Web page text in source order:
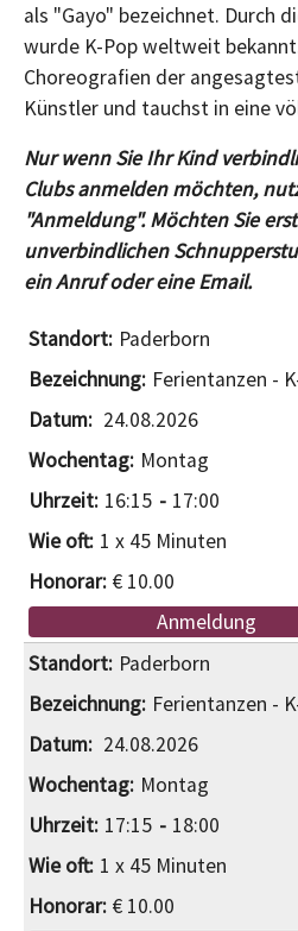
als "Gayo" bezeichnet. Durch
wurde K-Pop weltweit
Choreografien der
Künstler und tauchst in eine
Nur wenn Sie Ihr Kind
Clubs anmelden möchten,
"Anmeldung". Möchten Sie
unverbindlichen
ein Anruf oder eine Email.
Paderborn
Ferientanzen -
24.08.2026
Montag
16:15
17:00
1 x 45 Minuten
€ 10.00
Anmeldung
Paderborn
Ferientanzen -
24.08.2026
Montag
17:15
18:00
1 x 45 Minuten
€ 10.00